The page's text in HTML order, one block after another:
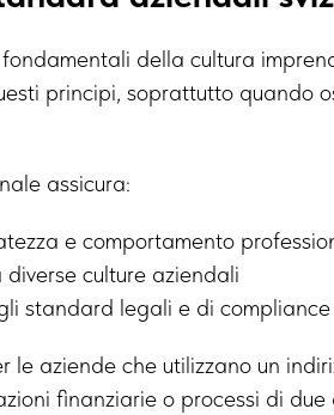
della cultura
principi, soprattutto quando
assicura:
e comportamento
culture aziendali
standard legali e di compliance
aziende che utilizzano un
finanziarie o processi di